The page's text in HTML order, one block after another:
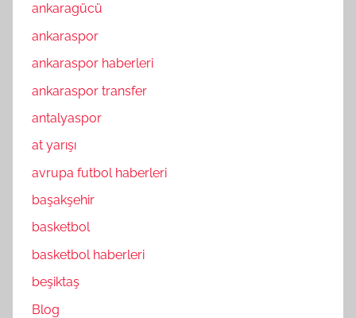
ankaragücü
ankaraspor
ankaraspor haberleri
ankaraspor transfer
antalyaspor
at yarışı
avrupa futbol haberleri
başakşehir
basketbol
basketbol haberleri
beşiktaş
Blog